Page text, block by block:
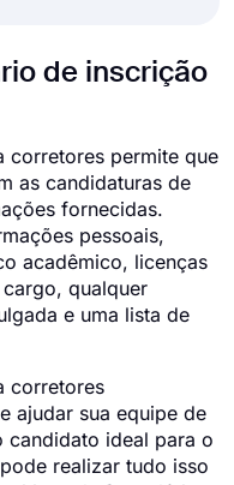
de inscrição
corretores permite que
as candidaturas de
fornecidas.
pessoais,
acadêmico, licenças
qualquer
e uma lista de
corretores
ajudar sua equipe de
candidato ideal para o
realizar tudo isso